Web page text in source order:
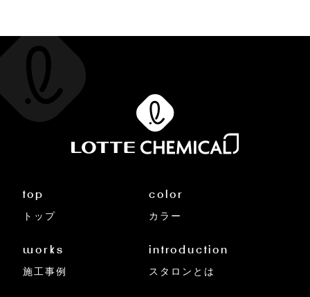
top
トップ
color
カラー
works
施工事例
introduction
スタロンとは